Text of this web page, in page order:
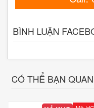
BÌNH LUẬN
CÓ THỂ BẠN